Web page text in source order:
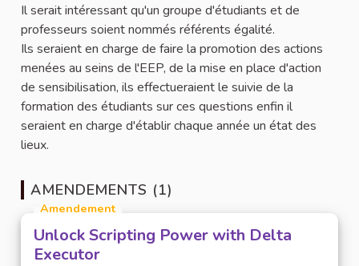
Il serait intéressant qu'un groupe d'étudiants et de
professeurs soient nommés référents égalité.
Ils seraient en charge de faire la promotion des actions
menées au seins de l'EEP, de la mise en place d'action
de sensibilisation, ils effectueraient le suivie de la
formation des étudiants sur ces questions enfin il
seraient en charge d'établir chaque année un état des
lieux.
AMENDEMENTS (1)
Amendement
Unlock Scripting Power with Delta
Executor